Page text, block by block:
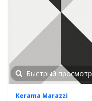
Быстрый просмотр
Kerama Marazzi